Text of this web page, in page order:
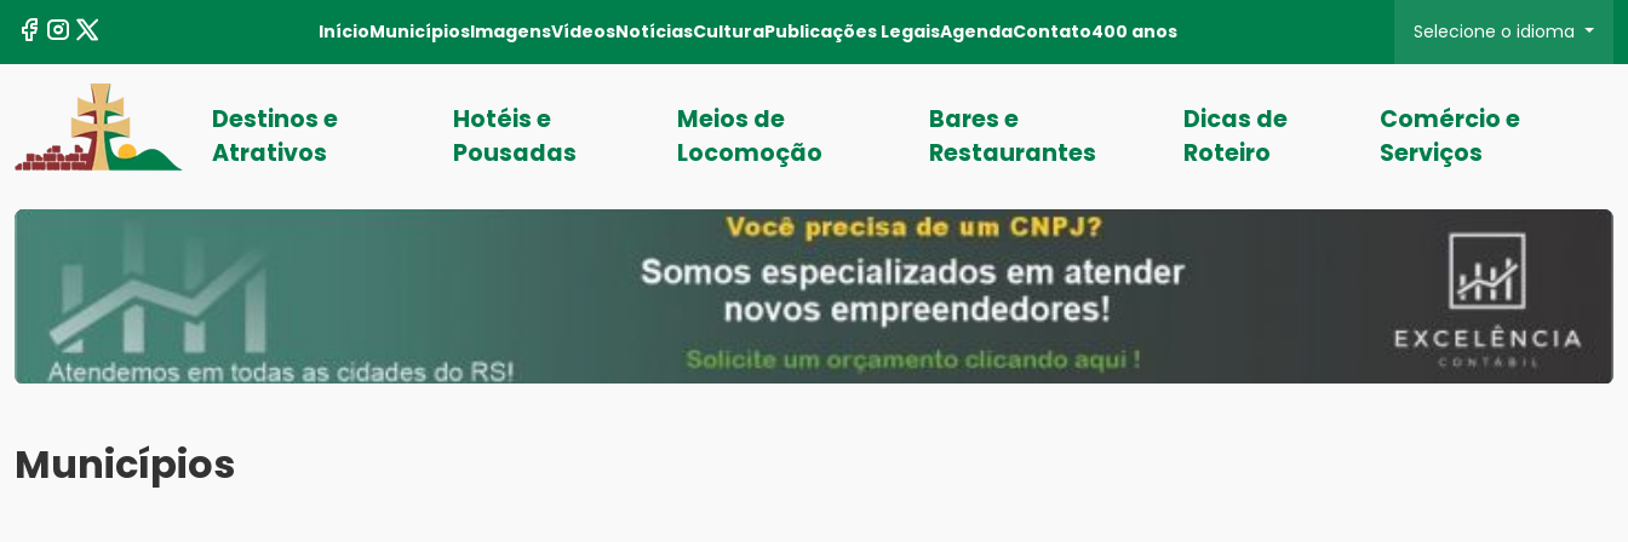
InícioMunicípiosImagensVídeosNotíciasCulturaPublicações LegaisAgendaContato400 anos Selecione o idioma
Destinos e
Atrativos
Hotéis e
Pousadas
Meios de
Locomoção
Bares e
Restaurantes
Dicas de
Roteiro
Comércio e
Serviços
Municípios